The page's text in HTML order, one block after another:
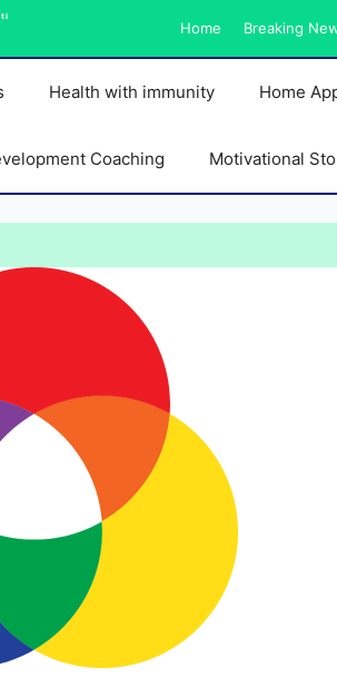
Home Breaking
Health with immunity Home
Coaching Motivational